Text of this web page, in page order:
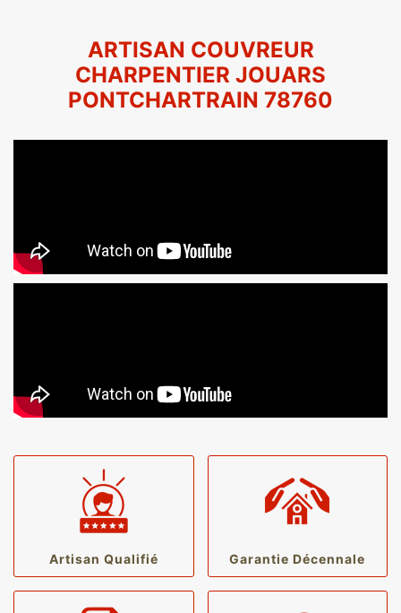
ARTISAN COUVREUR
CHARPENTIER JOUARS
PONTCHARTRAIN 78760
Artisan Qualifié Garantie Décennale